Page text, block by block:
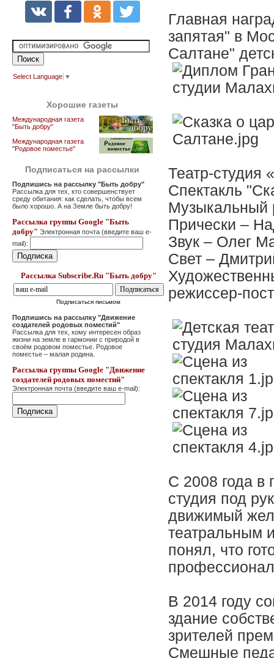
Select Language ▼
Хорошие газеты
Международная газета
"Быть добру"
Международная газета
"Родовое поместье"
Подписаться на рассылки
Подпишись на рассылку "Быть добру"
Рассылка для тех, кто совершенствует
среду обитания: как сделать, чтобы всем
было хорошо. А на Земле быть добру!
Рассылка группы Google "Быть
добру" Электронная почта (введите ваш e-
mail):
Рассылка Subscribe.Ru "Быть добру"
Подписаться письмом
Подпишись на рассылку "Движение
создателей родовых поместий"
Рассылка для тех, кому интересен образ
жизни на земле в гармонии с природой в
своём родовом поместье. Родовое
поместье – малая родина.
Рассылка группы Google "Движение
создателей родовых поместий"
Электронная почта (введите ваш e-mail):
Главная
запятая" в
Салтане"
Театр-студия
Спектакль
Музыкальный
Прически –
Звук – Олег
Свет –
режиссер-
С 2008 года в
студия под
движимый
театральным
понял, что
В 2014 году
здание
зрителей
Смешные